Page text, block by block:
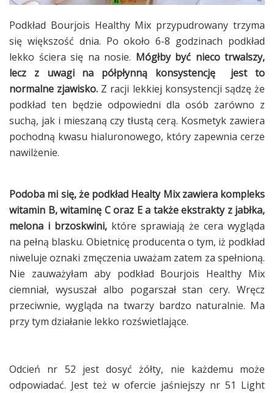
Podkład Bourjois Healthy Mix przypudrowany trzyma
się większość dnia. Po około 6-8 godzinach podkład
lekko ściera się na nosie. Mógłby być nieco trwalszy,
lecz z uwagi na półpłynną konsystencję jest to
normalne zjawisko. Z racji lekkiej konsystencji sądzę że
podkład ten będzie odpowiedni dla osób zarówno z
suchą, jak i mieszaną czy tłustą cerą. Kosmetyk zawiera
pochodną kwasu hialuronowego, który zapewnia cerze
nawilżenie.
Podoba mi się, że podkład Healty Mix zawiera kompleks
witamin B, witaminę C oraz E a także ekstrakty z jabłka,
melona i brzoskwini, które sprawiają że cera wygląda
na pełną blasku. Obietnicę producenta o tym, iż podkład
niweluje oznaki zmęczenia uważam zatem za spełnioną.
Nie zauważyłam aby podkład Bourjois Healthy Mix
ciemniał, wysuszał albo pogarszał stan cery. Wręcz
przeciwnie, wygląda na twarzy bardzo naturalnie. Ma
przy tym działanie lekko rozświetlające.
Odcień nr 52 jest dosyć żółty, nie każdemu może
odpowiadać. Jest też w ofercie jaśniejszy nr 51 Light